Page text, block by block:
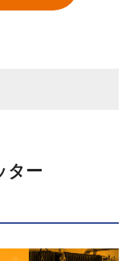
ター